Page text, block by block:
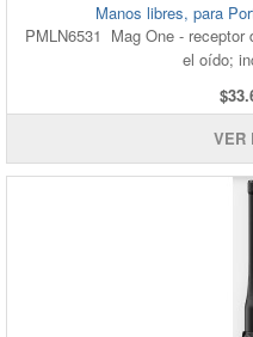
Manos libres, para
PMLN6531 Mag One - receptor
el oído;
VER